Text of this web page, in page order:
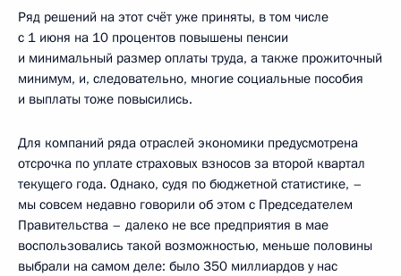
Ряд решений на этот счёт уже приняты, в том числе
с 1 июня на 10 процентов повышены пенсии
и минимальный размер оплаты труда, а также прожиточный
минимум, и, следовательно, многие социальные пособия
и выплаты тоже повысились.
Для компаний ряда отраслей экономики предусмотрена
отсрочка по уплате страховых взносов за второй квартал
текущего года. Однако, судя по бюджетной статистике, –
мы совсем недавно говорили об этом с Председателем
Правительства – далеко не все предприятия в мае
воспользовались такой возможностью, меньше половины
выбрали на самом деле: было 350 миллиардов у нас